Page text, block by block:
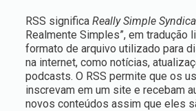
RSS significa Really Simple
Realmente Simples”, em tradução
formato de arquivo utilizado para
na internet, como notícias,
podcasts. O RSS permite que os
inscrevam em um site e recebam
novos conteúdos assim que eles